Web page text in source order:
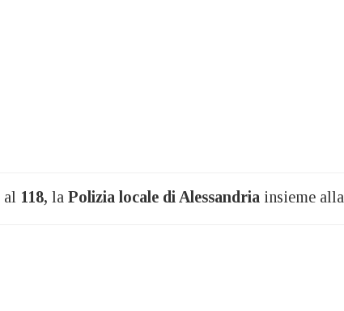
118, la Polizia locale di Alessandria insieme alla